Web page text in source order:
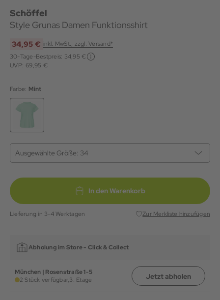
Schöffel
Style Grunas Damen Funktionsshirt
34,95 € inkl. MwSt., zzgl. Versand*
30-Tage-Bestpreis: 34,95 €
UVP: 69,95 €
Farbe: Mint
Ausgewählte Größe: 34
In den Warenkorb
Lieferung in 3-4 Werktagen Zur Merkliste hinzufügen
Abholung im Store - Click & Collect
München | Rosenstraße 1-5
2 Stück verfügbar,3. Etage Jetzt abholen